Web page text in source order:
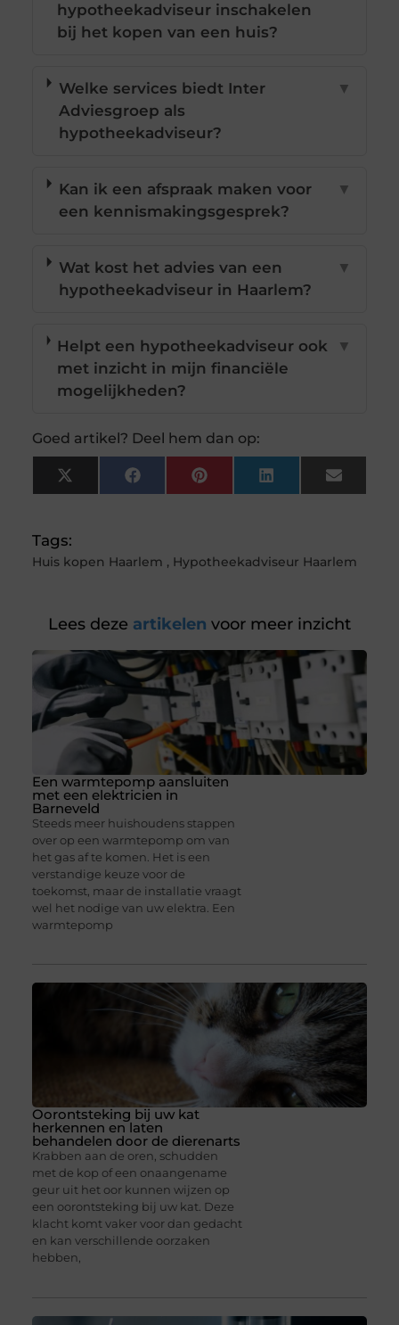
hypotheekadviseur inschakelen
bij het kopen van een huis?
Welke services biedt Inter
Adviesgroep als
hypotheekadviseur?
▼
Kan ik een afspraak maken voor
een kennismakingsgesprek?
▼
Wat kost het advies van een
hypotheekadviseur in Haarlem?
▼
Helpt een hypotheekadviseur ook
met inzicht in mijn financiële
mogelijkheden?
▼
Goed artikel? Deel hem dan op:
X
(Twitter)
FacebookPinterestLinkedInEmail
Tags:
Huis kopen Haarlem , Hypotheekadviseur Haarlem
Lees deze artikelen voor meer inzicht
Een warmtepomp aansluiten
met een elektricien in
Barneveld
Steeds meer huishoudens stappen
over op een warmtepomp om van
het gas af te komen. Het is een
verstandige keuze voor de
toekomst, maar de installatie vraagt
wel het nodige van uw elektra. Een
warmtepomp
Oorontsteking bij uw kat
herkennen en laten
behandelen door de dierenarts
Krabben aan de oren, schudden
met de kop of een onaangename
geur uit het oor kunnen wijzen op
een oorontsteking bij uw kat. Deze
klacht komt vaker voor dan gedacht
en kan verschillende oorzaken
hebben,